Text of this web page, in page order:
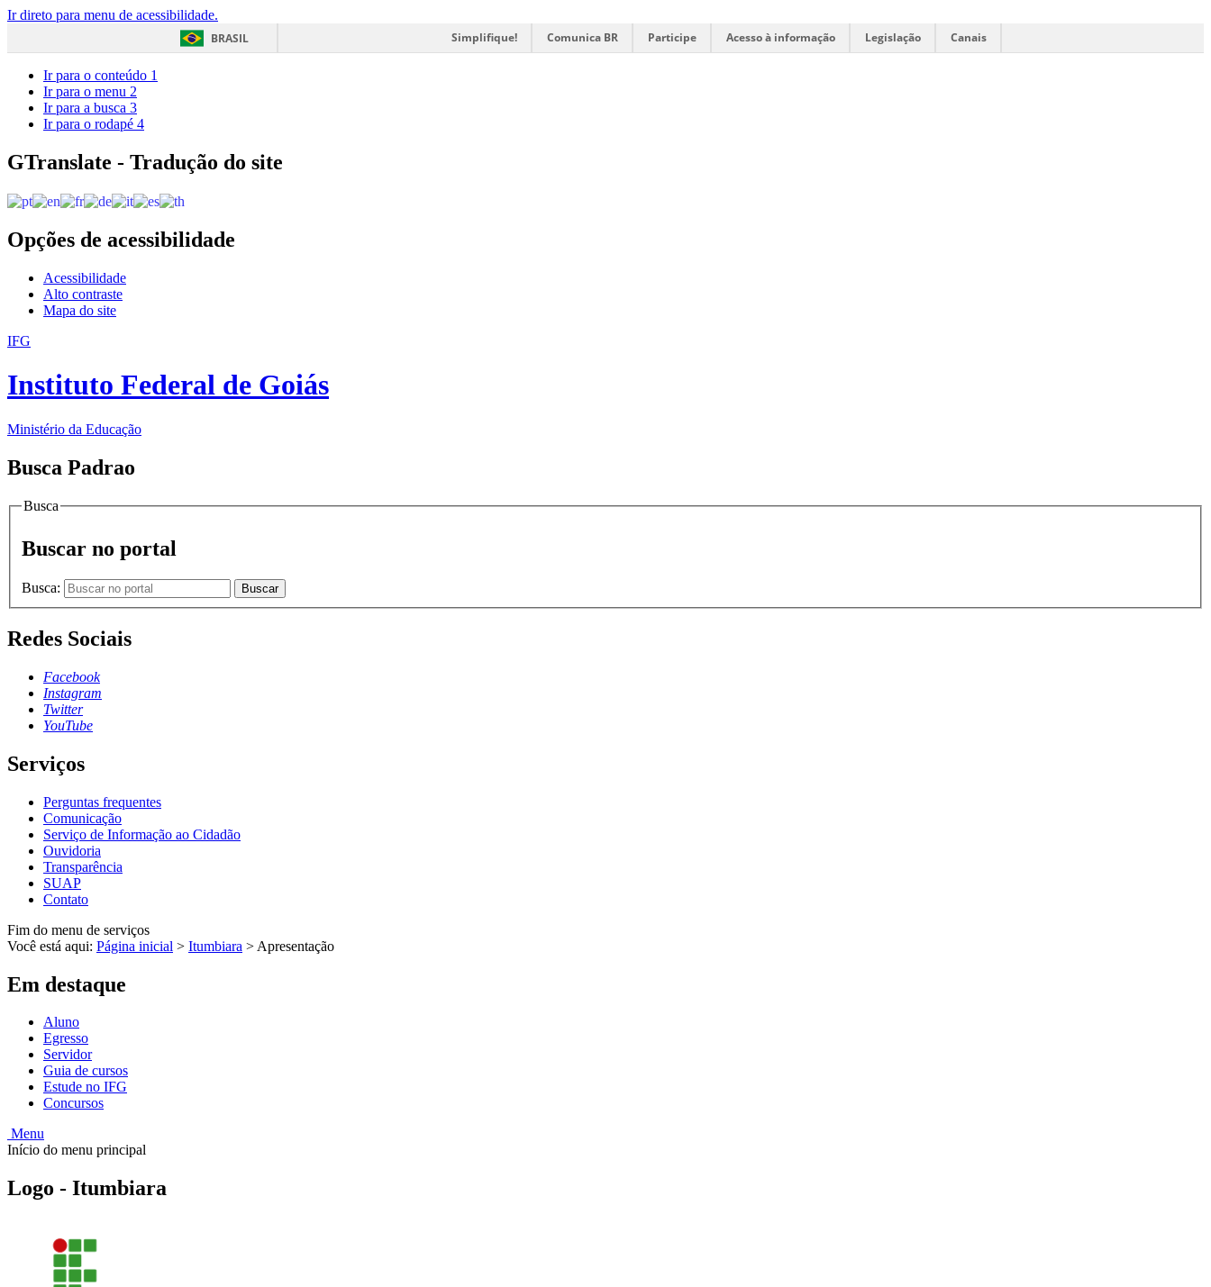
Ir direto para menu de acessibilidade.
BRASIL
Simplifique! Comunica BR Participe Acesso à informação Legislação Canais
Ir para o conteúdo 1
Ir para o menu 2
Ir para a busca 3
Ir para o rodapé 4
GTranslate - Tradução do site
Opções de acessibilidade
Acessibilidade
Alto contraste
Mapa do site
IFG
Instituto Federal de Goiás
Ministério da Educação
Busca Padrao
Busca
Buscar no portal
Busca: Buscar
Redes Sociais
Facebook
Instagram
Twitter
YouTube
Serviços
Perguntas frequentes
Comunicação
Serviço de Informação ao Cidadão
Ouvidoria
Transparência
SUAP
Contato
Fim do menu de serviços
Você está aqui: Página inicial > Itumbiara > Apresentação
Em destaque
Aluno
Egresso
Servidor
Guia de cursos
Estude no IFG
Concursos
Menu
Início do menu principal
Logo - Itumbiara